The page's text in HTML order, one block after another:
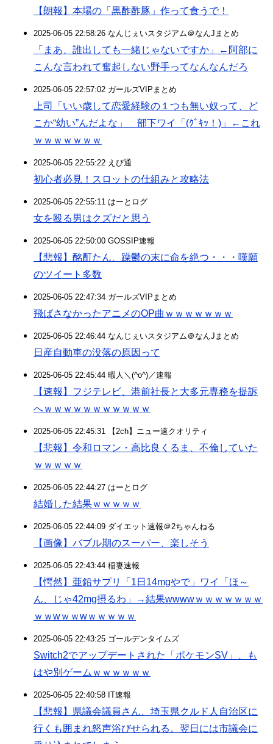
【朗報】本場の「黒酢酢豚」作って食うで！
2025-06-05 22:58:26 なんじぇいスタジアム＠なんJまとめ
「まあ、誰出しても一緒じゃないですか」←阿部に
こんな言われて奮起しない野手ってなんなんだろ
2025-06-05 22:57:02 ガールズVIPまとめ
上司「いい歳して恋愛経験の１つも無い奴って、ど
こか“幼い”んだよな」 部下ワイ「(ｸﾞｷｯ！)」←これ
ｗｗｗｗｗｗｗ
2025-06-05 22:55:22 えび通
初心者必見！スロットの仕組みと攻略法
2025-06-05 22:55:11 はーとログ
女を殴る男はクズだと思う
2025-06-05 22:50:00 GOSSIP速報
【悲報】酩酊たん、躁鬱の末に命を絶つ・・・嘆願
のツイート多数
2025-06-05 22:47:34 ガールズVIPまとめ
飛ばさなかったアニメのOP曲ｗｗｗｗｗｗｗ
2025-06-05 22:46:44 なんじぇいスタジアム＠なんJまとめ
日産自動車の没落の原因って
2025-06-05 22:45:44 暇人＼(^o^)／速報
【速報】フジテレビ、港前社長と大多元専務を提訴
へｗｗｗｗｗｗｗｗｗｗｗ
2025-06-05 22:45:31 【2ch】ニュー速クオリティ
【悲報】令和ロマン・高比良くるま、不倫していた
ｗｗｗｗｗ
2025-06-05 22:44:27 はーとログ
結婚した結果ｗｗｗｗｗ
2025-06-05 22:44:09 ダイエット速報＠2ちゃんねる
【画像】バブル期のスーパー、楽しそう
2025-06-05 22:43:44 稲妻速報
【愕然】亜鉛サプリ「1日14mgやで」ワイ「ほ～
ん、じゃ42mg摂るわ」→結果wwwwｗｗｗｗｗｗｗ
ｗｗwｗｗwｗｗｗｗｗ
2025-06-05 22:43:25 ゴールデンタイムズ
Switch2でアップデートされた「ポケモンSV」、も
はや別ゲームｗｗｗｗｗｗ
2025-06-05 22:40:58 IT速報
【悲報】県議会議員さん、埼玉県クルド人自治区に
行くも囲まれ怒声浴びせられる。翌日には市議会に